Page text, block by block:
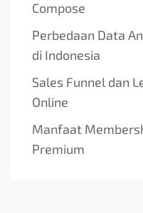
Compose
Perbedaan Data
di Indonesia
Sales Funnel dan
Online
Manfaat
Premium